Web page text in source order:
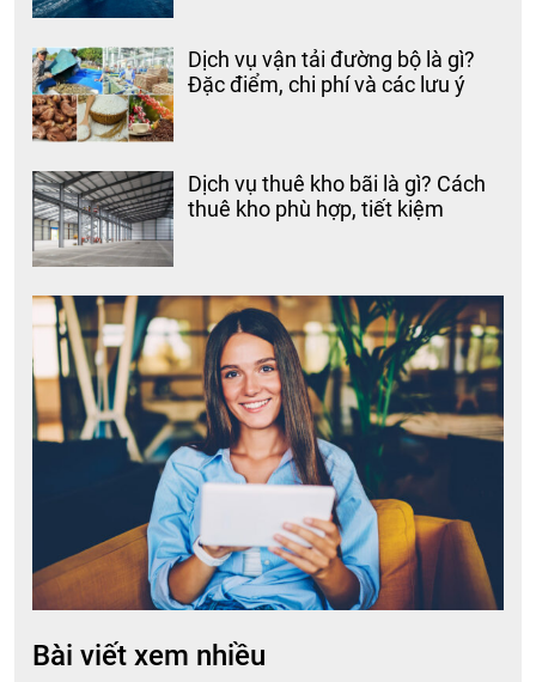
Dịch vụ vận tải đường bộ là gì?
Đặc điểm, chi phí và các lưu ý
Dịch vụ thuê kho bãi là gì? Cách
thuê kho phù hợp, tiết kiệm
Bài viết xem nhiều